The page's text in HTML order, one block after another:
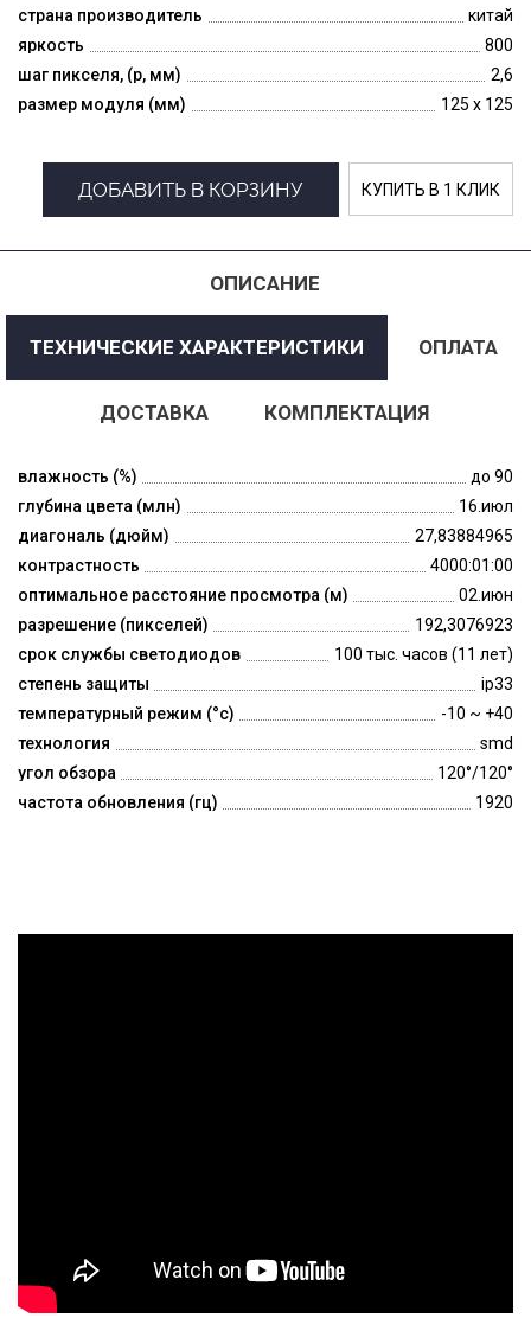
страна производитель
китай
яркость
800
шаг пикселя, (p, мм)
2,6
размер модуля (мм)
125 x 125
ДОБАВИТЬ В КОРЗИНУ КУПИТЬ В 1 КЛИК
ОПИСАНИЕ
ТЕХНИЧЕСКИЕ ХАРАКТЕРИСТИКИ ОПЛАТА
ДОСТАВКА КОМПЛЕКТАЦИЯ
влажность (%)
до 90
глубина цвета (млн)
16.июл
диагональ (дюйм)
27,83884965
контрастность
4000:01:00
оптимальное расстояние просмотра (м)
02.июн
разрешение (пикселей)
192,3076923
срок службы светодиодов
100 тыс. часов (11 лет)
степень защиты
ip33
температурный режим (°c)
-10 ~ +40
технология
smd
угол обзора
120°/120°
частота обновления (гц)
1920